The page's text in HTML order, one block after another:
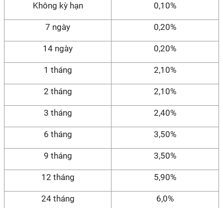
Không kỳ hạn 0,10%
7 ngày 0,20%
14 ngày 0,20%
1 tháng 2,10%
2 tháng 2,10%
3 tháng 2,40%
6 tháng 3,50%
9 tháng 3,50%
12 tháng 5,90%
24 tháng 6,0%